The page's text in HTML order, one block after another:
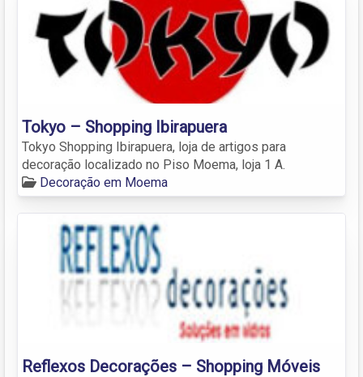
Tokyo – Shopping Ibirapuera
Tokyo Shopping Ibirapuera, loja de artigos para
decoração localizado no Piso Moema, loja 1 A.
Decoração em Moema
Reflexos Decorações – Shopping Móveis